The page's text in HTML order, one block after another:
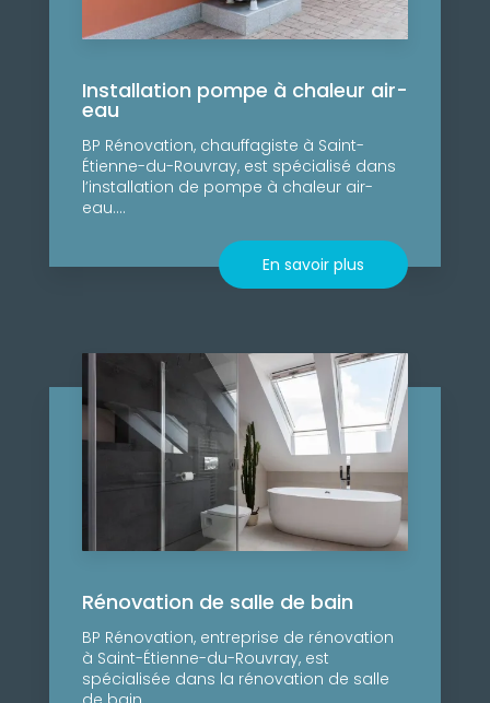
Installation pompe à chaleur air-
eau
BP Rénovation, chauffagiste à Saint-
Étienne-du-Rouvray, est spécialisé dans
l’installation de pompe à chaleur air-
eau....
En savoir plus
Rénovation de salle de bain
BP Rénovation, entreprise de rénovation
à Saint-Étienne-du-Rouvray, est
spécialisée dans la rénovation de salle